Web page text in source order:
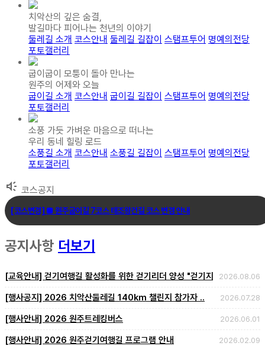
치악산의 깊은 숨결,
발길마다 피어나는 천년의 이야기
둘레길 소개 코스안내 둘레길 길잡이 스탬프투어 명예의전당
포토갤러리
굽이굽이 모퉁이 돌아 만나는
원주의 어제와 오늘
굽이길 소개 코스안내 굽이길 길잡이 스탬프투어 명예의전당
포토갤러리
소풍 가듯 가벼운 마음으로 떠나는
우리 동네 힐링 로드
소풍길 소개 코스안내 소풍길 길잡이 스탬프투어 명예의전당
포토갤러리
brand_awareness 코스공지
[코스변경] ■ 원주굽이길 7코스 태조왕건길 코스 변경 안내
[코스변경] ■ 원주굽이길 3코스 회촌달맞이길
[임시코스변경] ■ 원주굽이길 18코스 반계리은행나무길 임시노선 및 스탬..
공지사항 더보기
[교육안내] 걷기여행길 활성화를 위한 걷기리더 양성 "걷기지도자 2급과
2026.08.06
​​​​​​​[행사공지] 2026 치악산둘레길 140km 챌린지 참가자 .. 2026.07.28
[행사안내] 2026 원주트레킹버스 2026.06.01
[행사안내] 2026 원주걷기여행길 프로그램 안내 2026.02.09